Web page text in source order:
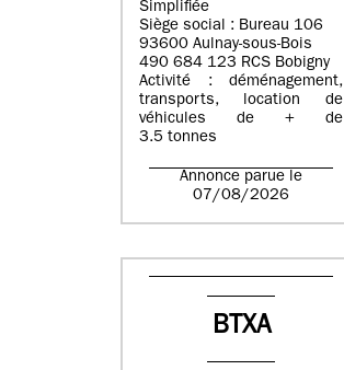
Simplifiée
Siège social : Bureau 106
93600 Aulnay-sous-Bois
490 684 123 RCS Bobigny
Activité : déménagement,
transports, location de
véhicules de + de
3.5 tonnes
Annonce parue le
07/08/2026
BTXA